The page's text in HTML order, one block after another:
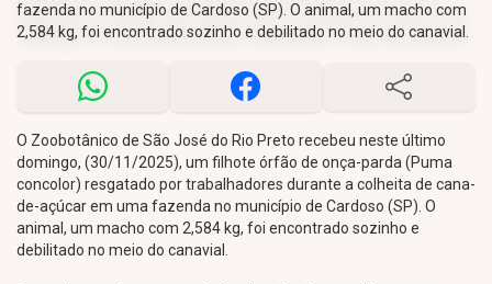
fazenda no município de Cardoso (SP). O animal, um macho com
2,584 kg, foi encontrado sozinho e debilitado no meio do canavial.
O Zoobotânico de São José do Rio Preto recebeu neste último
domingo, (30/11/2025), um filhote órfão de onça-parda (Puma
concolor) resgatado por trabalhadores durante a colheita de cana-
de-açúcar em uma fazenda no município de Cardoso (SP). O
animal, um macho com 2,584 kg, foi encontrado sozinho e
debilitado no meio do canavial.